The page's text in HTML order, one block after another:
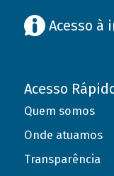
Acesso à
Acesso
Quem somos
Onde atuamos
Transparência